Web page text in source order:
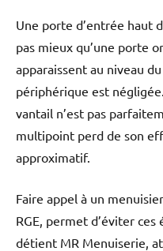
Une porte d’entrée haut
pas mieux qu’une porte
apparaissent au niveau
périphérique est
vantail n’est pas
multipoint perd de son
approximatif.
Faire appel à un
RGE, permet d’éviter
détient MR Menuiserie,